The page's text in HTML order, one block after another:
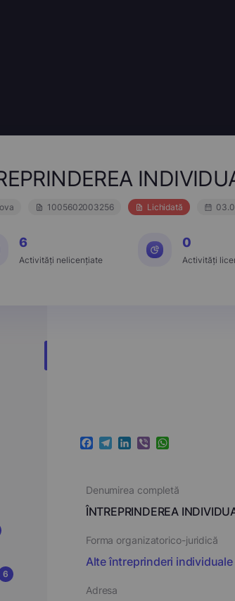
1005602003256 Lichidată
6
Activități nelicențiate
0
Activități
6
Facebook
Telegram
LinkedIn
ViberWhatsApp
Denumirea completă
ÎNTREPRINDEREA
Forma organizatorico-juridică
Alte întreprinderi individuale
Adresa